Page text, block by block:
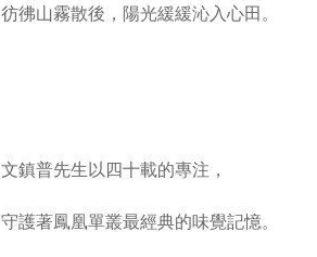
彷彿山霧散後，陽光緩緩沁入心田。
文鎮普先生以四十載的專注，
守護著鳳凰單叢最經典的味覺記憶。